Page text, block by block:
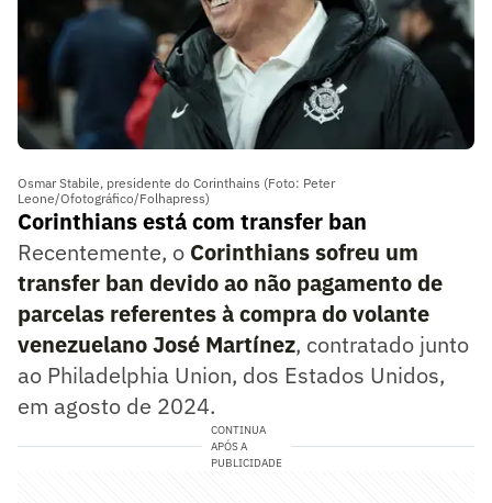
Osmar Stabile, presidente do Corinthains (Foto: Peter
Leone/Ofotográfico/Folhapress)
Corinthians está com transfer ban
Recentemente, o Corinthians sofreu um
transfer ban devido ao não pagamento de
parcelas referentes à compra do volante
venezuelano José Martínez, contratado junto
ao Philadelphia Union, dos Estados Unidos,
em agosto de 2024.
CONTINUA
APÓS A
PUBLICIDADE